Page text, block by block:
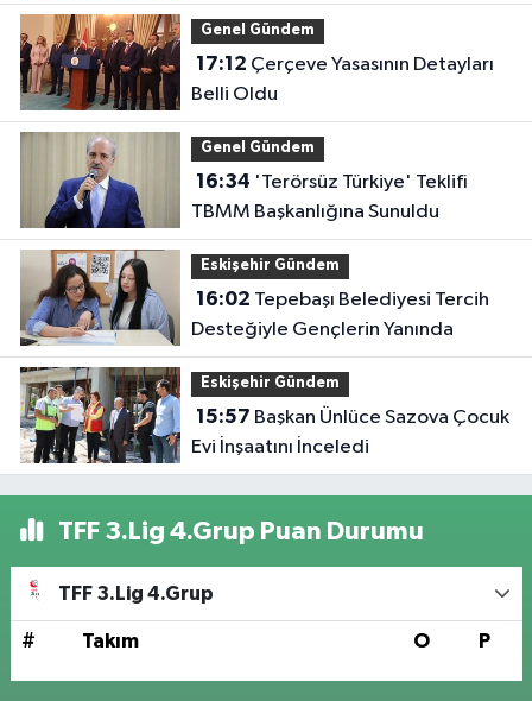
Genel Gündem
17:12
Belli Oldu
Genel Gündem
16:34
TBMM Başkanlığına Sunuldu
Eskişehir Gündem
16:02
Desteğiyle Gençlerin Yanında
Eskişehir Gündem
15:57
Evi İnşaatını İnceledi
TFF 3.Lig 4.Grup Puan Durumu
TFF 3.Lig 4.Grup
# Takım O P